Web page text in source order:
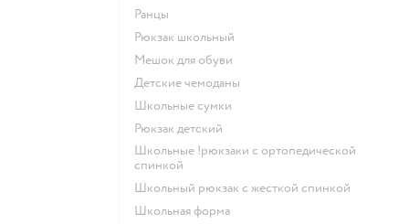
Ранцы
Рюкзак школьный
Мешок для обуви
Детские чемоданы
Школьные сумки
Рюкзак детский
Школьные !рюкзаки с ортопедической
спинкой
Школьный рюкзак с жесткой спинкой
Школьная форма